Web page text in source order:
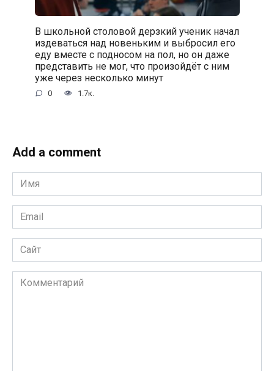
В школьной столовой дерзкий ученик начал
издеваться над новеньким и выбросил его
еду вместе с подносом на пол, но он даже
представить не мог, что произойдёт с ним
уже через несколько минут
0 1.7к.
Add a comment
Имя
*
Email
*
Сайт
Комментарий